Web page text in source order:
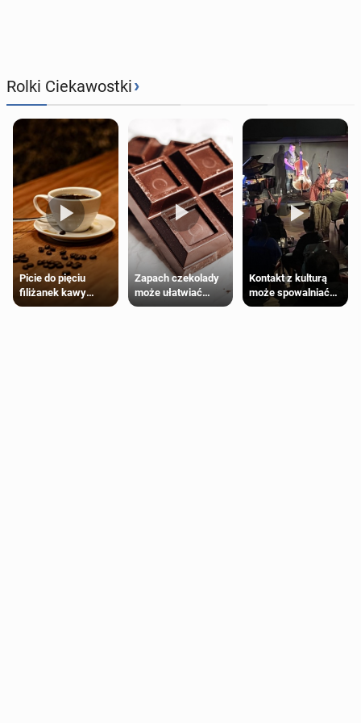
Rolki Ciekawostki›
Picie do pięciu
filiżanek kawy
dziennie jest
Zapach czekolady
może ułatwiać
trening siłowy
Kontakt z kulturą
może spowalniać
starzenie